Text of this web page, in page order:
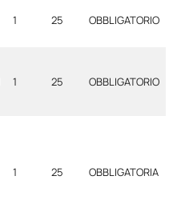
1 25 OBBLIGATORIO
1 25 OBBLIGATORIO
1 25 OBBLIGATORIA